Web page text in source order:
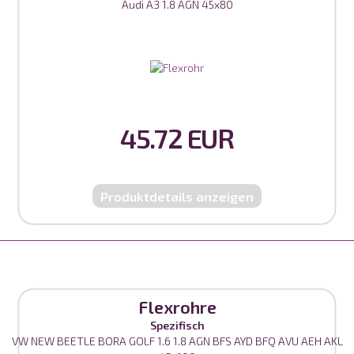
Audi A3 1.8 AGN 45x80
45.72 EUR
Produktdetails anzeigen
Flexrohre
Spezifisch
VW NEW BEETLE BORA GOLF 1.6 1.8 AGN BFS AYD BFQ AVU AEH AKL